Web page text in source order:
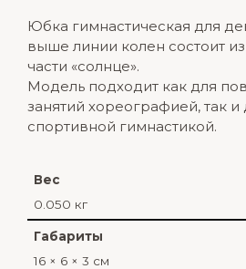
Юбка гимнастическая для
выше линии колен состоит
части «солнце».
Модель подходит как для
занятий хореографией, так
спортивной гимнастикой.
Вес
0.050 кг
Габариты
16 × 6 × 3 см